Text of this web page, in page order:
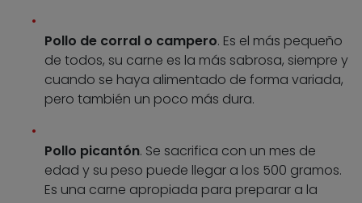
Pollo de corral o campero. Es el más pequeño
de todos, su carne es la más sabrosa, siempre y
cuando se haya alimentado de forma variada,
pero también un poco más dura.
Pollo picantón. Se sacrifica con un mes de
edad y su peso puede llegar a los 500 gramos.
Es una carne apropiada para preparar a la